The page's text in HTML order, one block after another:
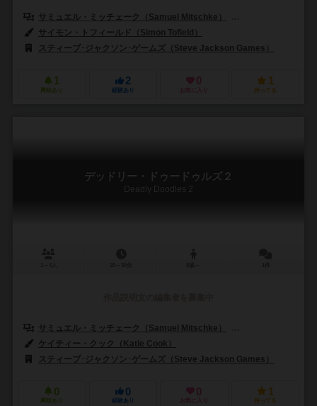
サミュエル・ミッチェーク（Samuel Mitschke）
サイモン・トフィールド（Simon Tofield）
スティーブ･ジャクソン･ゲームズ（Steve Jackson Games）
1
興味あり
2
経験あり
0
お気に入り
1
持ってる
デッドリー・ドゥードゥルズ２
Deadly Doodles 2
サミュエル・ミッチェーク（Samuel Mitschke）
ケイティー・クック（Katie Cook）
スティーブ･ジャクソン･ゲームズ（Steve Jackson Games）
0
興味あり
0
経験あり
0
お気に入り
1
持ってる